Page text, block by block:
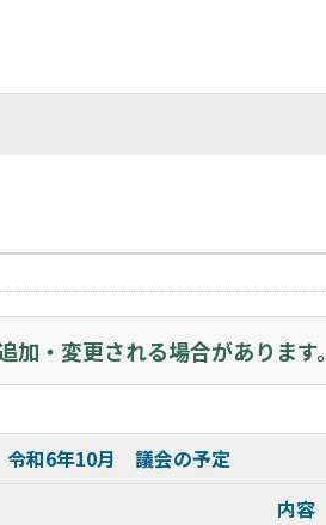
・変更される場合があります。
令和6年10月 議会の予定
内容